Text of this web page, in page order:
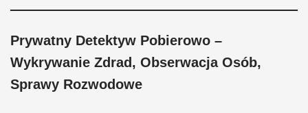
Prywatny Detektyw Pobierowo –
Wykrywanie Zdrad, Obserwacja Osób,
Sprawy Rozwodowe